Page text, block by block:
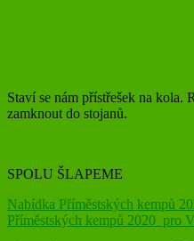
Staví se nám přístřešek na kola.
zamknout do stojanů.
SPOLU ŠLAPEME
Nabídka Příměstských kempů
Příměstských kempů 2020 pro